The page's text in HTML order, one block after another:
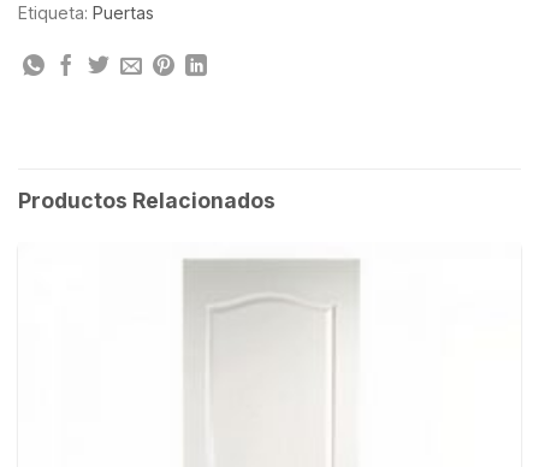
Etiqueta: Puertas
Productos Relacionados